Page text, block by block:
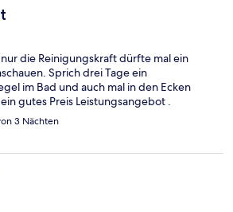
nur die Reinigungskraft dürfte mal ein
Sprich drei Tage ein
im Bad und auch mal in den Ecken
gutes Preis Leistungsangebot .
3 Nächten